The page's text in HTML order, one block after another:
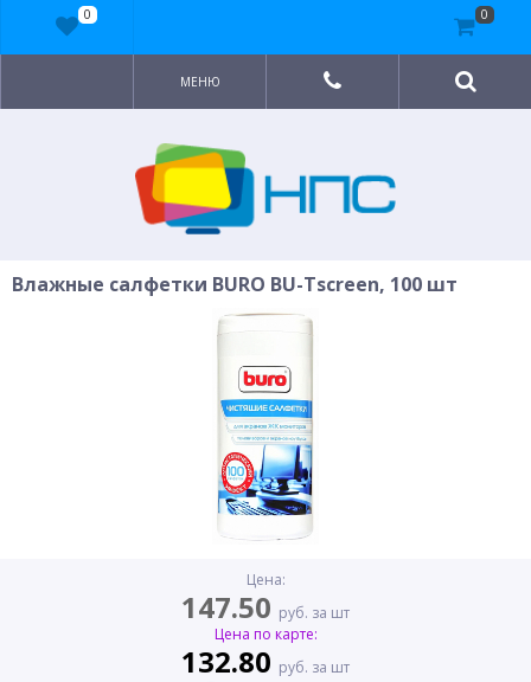
МЕНЮ
Влажные салфетки BURO BU-Tscreen, 100 шт
Цена:
147.50 руб. за шт
Цена по карте:
132.80 руб. за шт
0 0